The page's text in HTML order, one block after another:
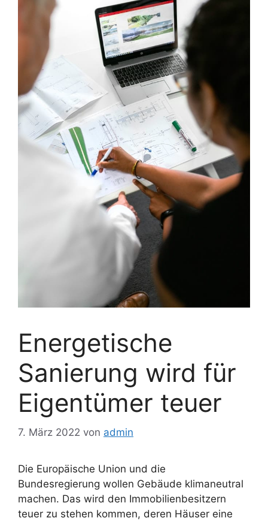
Energetische
Sanierung wird für
Eigentümer teuer
7. März 2022 von admin
Die Europäische Union und die
Bundesregierung wollen Gebäude klimaneutral
machen. Das wird den Immobilienbesitzern
teuer zu stehen kommen, deren Häuser eine